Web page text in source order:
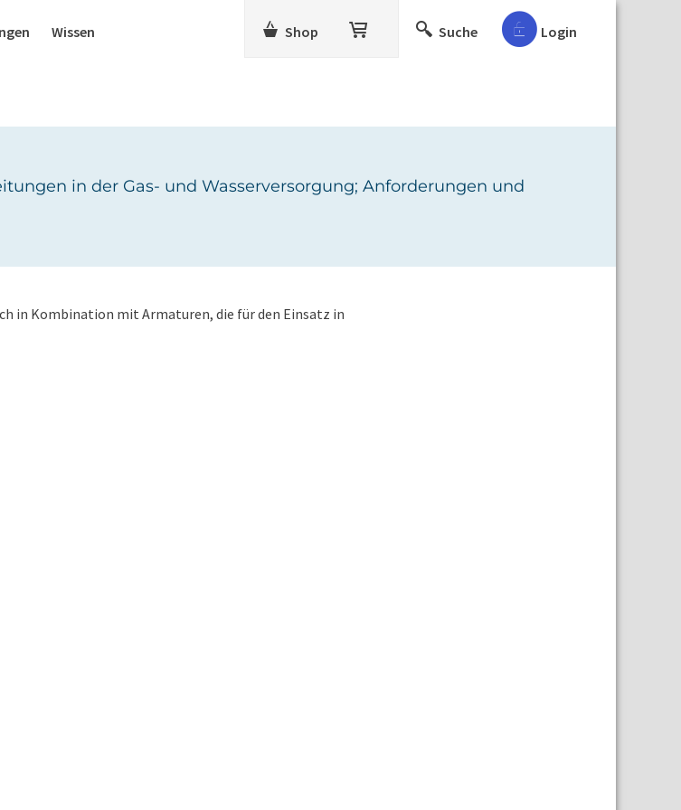
Wissen Shop Suche Login
in der Gas- und Wasserversorgung; Anforderungen und
in Kombination mit Armaturen, die für den Einsatz in